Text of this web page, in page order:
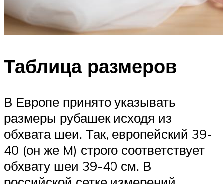
Таблица размеров
В Европе принято указывать
размеры рубашек исходя из
обхвата шеи. Так, европейский 39-
40 (он же M) строго соответствует
обхвату шеи 39-40 см. В